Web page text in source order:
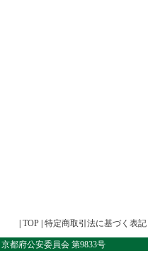
TOP| 特定商取引法に基づく表記|
府公安委員会 第9833号